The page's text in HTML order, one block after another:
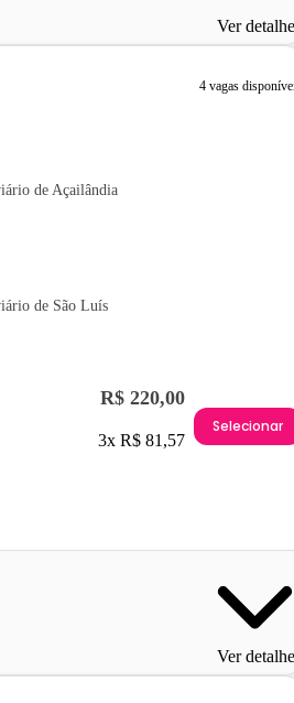
Ver
4 vagas
de Açailândia
de São Luís
R$ 220,00
3x R$ 81,57
Selecionar
Ver